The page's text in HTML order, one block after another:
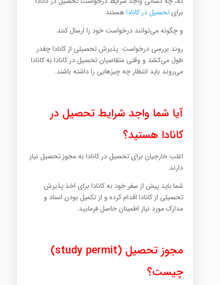
برایتحصیل در کاناداهستند
و چگونه می‌توانند درخواست خود را ارسال کنند.
روند بررسی درخواست پذیرش تحصیلی از کانادا چقدر
طول می‌کشد و وقتی متقاضیان تحصیل در کانادا به کانادا
می‌روند باید انتظار چه چیزهایی را داشته باشند.
آیا شما واجد شرایط تحصیل در
کانادا هستید؟
اغلب خارجیان برای تحصیل در کانادا به مجوز تحصیل نیاز
دارند.
شما باید پیش از سفر خود به کانادا برای اخذ پذیرش
تحصیلی از کانادا اقدام کرده و از تکمیل بودن اسناد و
مدارک مورد نیاز اطمینان حاصل فرمایید.
مجوز تحصیل (study permit)
چیست؟